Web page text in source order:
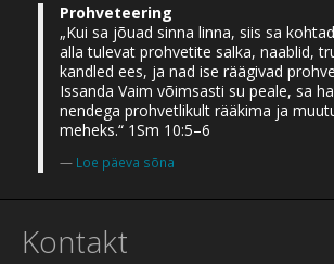
Prohveteering
„Kui sa jõuad sinna linna, siis sa
alla tulevat prohvetite salka, naablid,
kandled ees, ja nad ise räägivad
Issanda Vaim võimsasti su peale, sa
nendega prohvetlikult rääkima ja
meheks.“ 1Sm 10:5–6
Loe päeva sõna
Kontakt